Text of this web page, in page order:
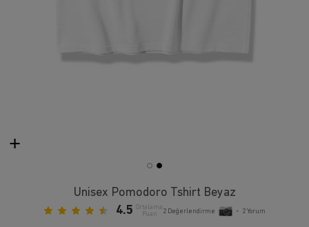
Unisex Pomodoro Tshirt Beyaz
4.5 Ortalama
Puan
2 Değerlendirme • 2Yorum